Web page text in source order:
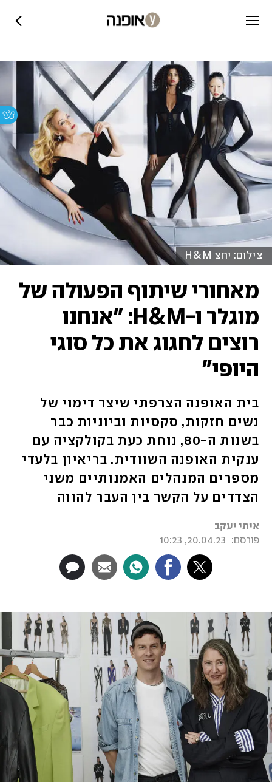
צילום: יחצ H&M
מאחורי שיתוף הפעולה של
מוגלר ו-H&M: "אנחנו
רוצים לחגוג את כל סוגי
היופי"
בית האופנה הצרפתי שיצר דימוי של
נשים חזקות, סקסיות וביוניות כבר
בשנות ה-80, נוחת כעת בקולקציה עם
ענקית האופנה השוודית. בריאיון בלעדי
מספרים המנהלים האמנותיים משני
הצדדים על הקשר בין העבר להווה
איתי יעקב
פורסם:
20.04.23, 10:23